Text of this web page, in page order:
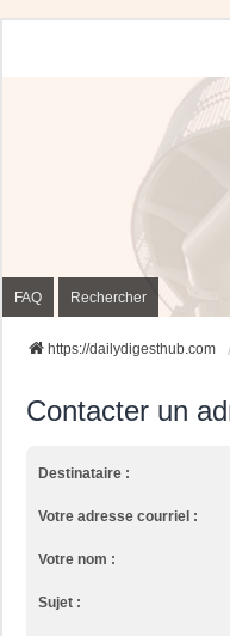
FAQ Rechercher
https://dailydigesthub.com
Contacter un
Destinataire :
Votre adresse courriel :
Votre nom :
Sujet :